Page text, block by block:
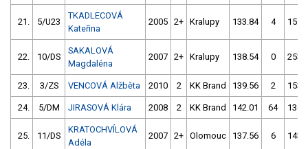
21. 5/U23
TKADLECOVÁ
Kateřina
2005 2+ Kralupy 133.84 4
22. 10/DS
SAKALOVÁ
Magdaléna
2007 2+ Kralupy 138.54 0
23. 3/ZS VENCOVÁ Alžběta 2010 2 KK Brand 139.56 2
24. 5/DM JIRASOVÁ Klára 2008 2 KK Brand 142.01 64
25. 11/DS
KRATOCHVÍLOVÁ
Adéla
2007 2+ Olomouc 137.56 6